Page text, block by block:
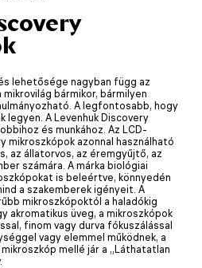
lehetősége nagyban függ az
bármikor, bármilyen
A legfontosabb, hogy
legyen. A Levenhuk Discovery
és munkához. Az LCD-
mikroszkópok azonnal használható
az állatorvos, az éremgyűjtő, az
számára. A márka biológiai
is beleértve, könnyedén
a szakemberek igényeit. A
mikroszkópoktól a haladókig
akromatikus üveg, a mikroszkópok
finom vagy durva fókuszálással
vagy elemmel működnek, a
mellé jár a „Láthatatlan